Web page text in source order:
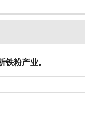
粉产业。